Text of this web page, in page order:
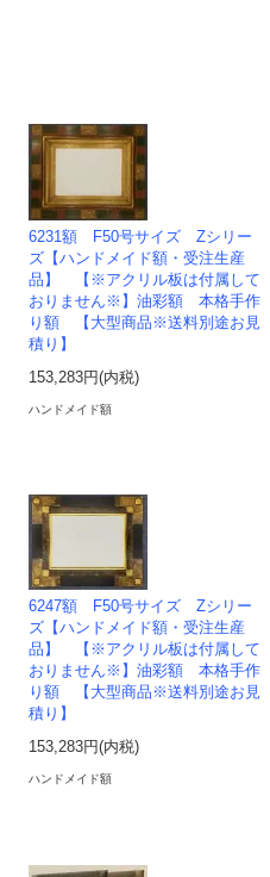
6231額 F50号サイズ Zシリー
ズ【ハンドメイド額・受注生産
品】 【※アクリル板は付属して
おりません※】油彩額 本格手作
り額 【大型商品※送料別途お見
積り】
153,283円(内税)
ハンドメイド額
6247額 F50号サイズ Zシリー
ズ【ハンドメイド額・受注生産
品】 【※アクリル板は付属して
おりません※】油彩額 本格手作
り額 【大型商品※送料別途お見
積り】
153,283円(内税)
ハンドメイド額